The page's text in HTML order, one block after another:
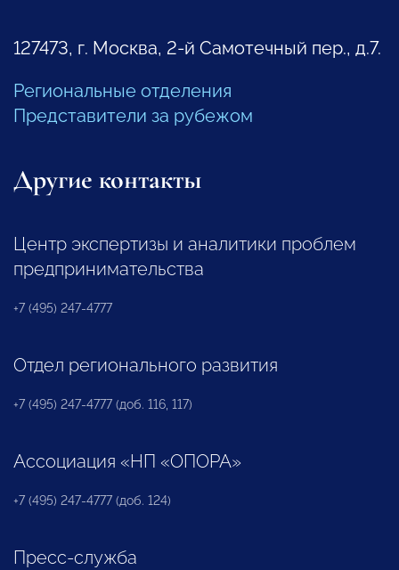
127473, г. Москва, 2-й Самотечный пер., д.7.
Региональные отделения
Представители за рубежом
Другие контакты
Центр экспертизы и аналитики проблем
предпринимательства
+7 (495) 247-4777
Отдел регионального развития
+7 (495) 247-4777 (доб. 116, 117)
Ассоциация «НП «ОПОРА»
+7 (495) 247-4777 (доб. 124)
Пресс-служба